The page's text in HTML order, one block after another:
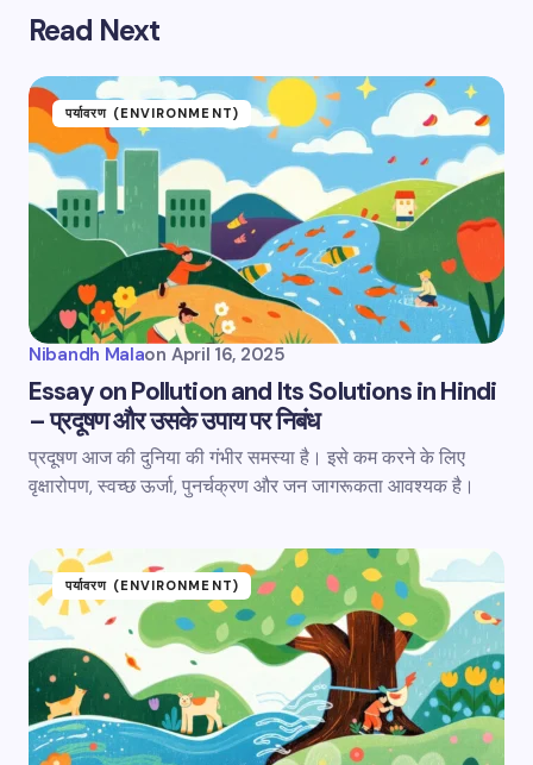
Read Next
पर्यावरण (ENVIRONMENT)
Nibandh Malaon April 16, 2025
Essay on Pollution and Its Solutions in Hindi
– प्रदूषण और उसके उपाय पर निबंध
प्रदूषण आज की दुनिया की गंभीर समस्या है। इसे कम करने के लिए
वृक्षारोपण, स्वच्छ ऊर्जा, पुनर्चक्रण और जन जागरूकता आवश्यक है।
पर्यावरण (ENVIRONMENT)